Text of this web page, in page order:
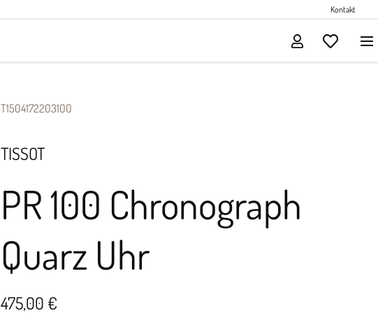
Kontakt
T1504172203100
TISSOT
PR 100 Chronograph
Quarz Uhr
475,00 €